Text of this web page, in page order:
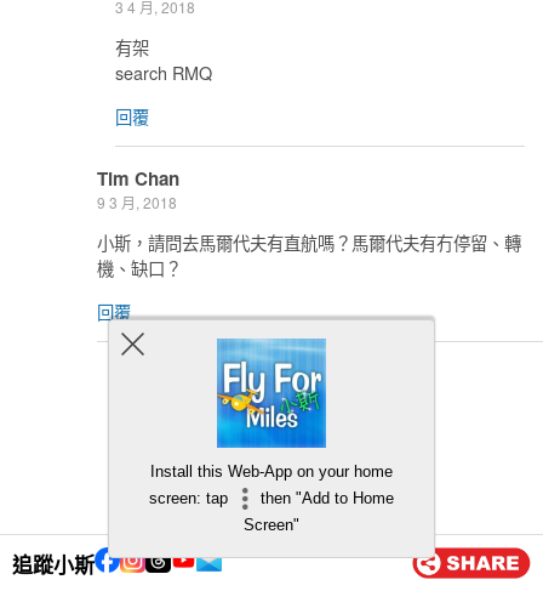
追蹤小斯
3 4 月, 2018
有架
search RMQ
回覆
Tim Chan
9 3 月, 2018
小斯，請問去馬爾代夫有直航嗎？馬爾代夫有冇停留、轉
機、缺口？
回覆
無得轉機了宜家
Dorothy
Install this Web-App on your home
screen: tap
then "Add to Home
Screen"